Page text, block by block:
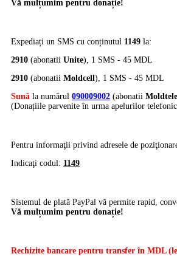
Vă mulțumim pentru donație!
Expediați un SMS cu conținutul 1149 la:
2910 (abonatii Unite), 1 SMS - 45 MDL
2910 (abonatii Moldcell), 1 SMS - 45 MDL
Sună la numărul 090009002 (abonatii
(Donațiile parvenite în urma apelurilor
Pentru informaţii privind adresele de
Indicaţi codul: 1149
Sistemul de plată PayPal vă permite rapid,
Vă mulțumim pentru donație!
Rechizite bancare pentru transfer în MDL